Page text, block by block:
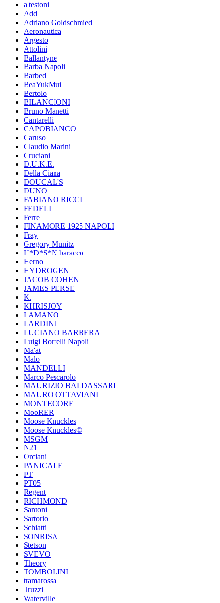
a.testoni
Add
Adriano Goldschmied
Aeronautica
Argesto
Attolini
Ballantyne
Barba Napoli
Barbed
BeaYukMui
Bertolo
BILANCIONI
Bruno Manetti
Cantarelli
CAPOBIANCO
Caruso
Claudio Marini
Cruciani
D.U.K.E.
Della Ciana
DOUCAL'S
DUNO
FABIANO RICCI
FEDELI
Ferre
FINAMORE 1925 NAPOLI
Fray
Gregory Munitz
H*D*S*N baracco
Herno
HYDROGEN
JACOB COHEN
JAMES PERSE
K.
KHRISJOY
LAMANO
LARDINI
LUCIANO BARBERA
Luigi Borrelli Napoli
Ma'at
Malo
MANDELLI
Marco Pescarolo
MAURIZIO BALDASSARI
MAURO OTTAVIANI
MONTECORE
MooRER
Moose Knuckles
Moose Knuckles©️
MSGM
N21
Orciani
PANICALE
PT
PT05
Regent
RICHMOND
Santoni
Sartorio
Schiatti
SONRISA
Stetson
SVEVO
Theory
TOMBOLINI
tramarossa
Truzzi
Waterville